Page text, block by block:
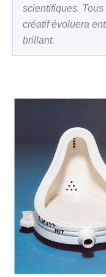
scientifiques. Tous
créatif évoluera
brillant.